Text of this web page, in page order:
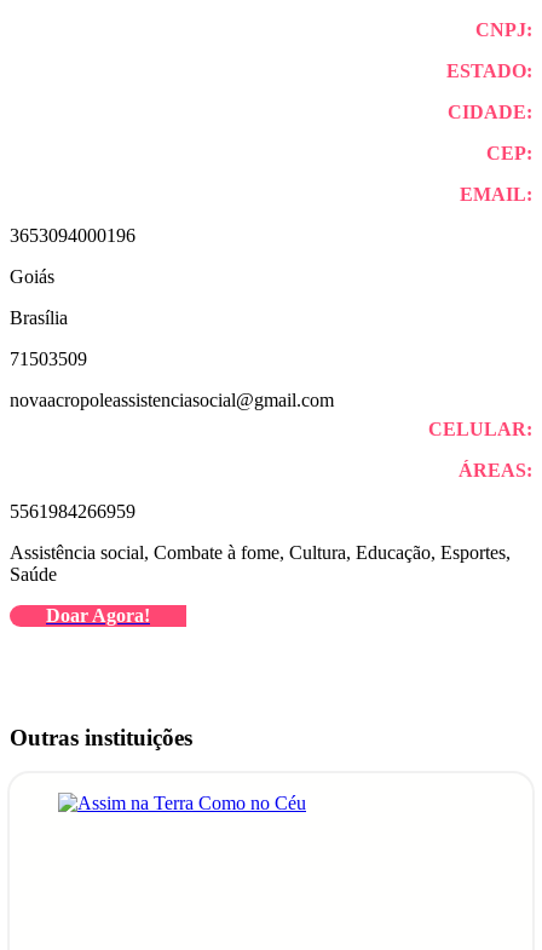
CNPJ:
ESTADO:
CIDADE:
CEP:
EMAIL:
3653094000196
Goiás
Brasília
71503509
novaacropoleassistenciasocial@gmail.com
CELULAR:
ÁREAS:
5561984266959
Assistência social, Combate à fome, Cultura, Educação, Esportes,
Saúde
Doar Agora!
Outras instituições